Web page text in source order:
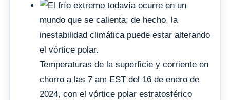
Temperaturas de la superficie y corriente en
chorro a las 7 am EST del 16 de enero de
2024, con el vórtice polar estratosférico